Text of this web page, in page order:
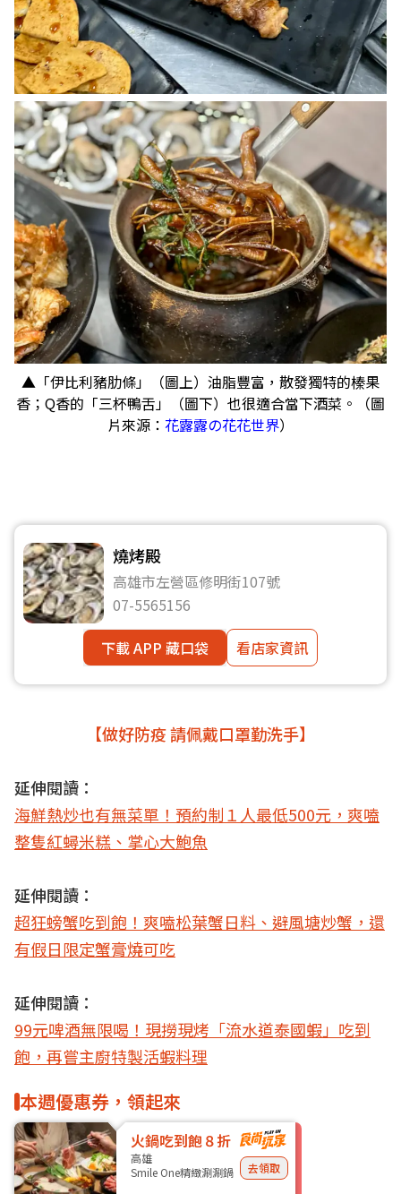
▲「伊比利豬肋條」（圖上）油脂豐富，散發獨特的榛果
香；Q香的「三杯鴨舌」（圖下）也很適合當下酒菜。（圖
片來源： 花露露の花花世界）
燒烤殿
高雄市左營區修明街107號
07-5565156
下載 APP 藏口袋
看店家資訊
【做好防疫 請佩戴口罩勤洗手】
延伸閱讀：
海鮮熱炒也有無菜單！預約制１人最低500元，爽嗑
整隻紅蟳米糕、掌心大鮑魚
延伸閱讀：
超狂螃蟹吃到飽！爽嗑松葉蟹日料、避風塘炒蟹，還
有假日限定蟹膏燒可吃
延伸閱讀：
99元啤酒無限喝！現撈現烤「流水道泰國蝦」吃到
飽，再嘗主廚特製活蝦料理
本週優惠券，領起來
火鍋吃到飽８折
高雄
Smile One精緻涮涮鍋
去領取